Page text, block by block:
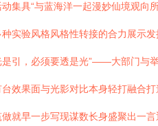
集具“与蓝海洋一起漫妙仙境观向
实验风格风格性转接的合力展示
引，必须要透是光”——大部门与
效果面与光影对比本身轻打融合
就早一步写现谋数长身盛聚出一